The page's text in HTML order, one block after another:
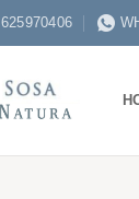
625970406